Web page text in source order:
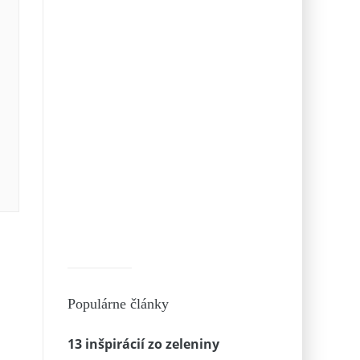
Populárne články
13 inšpirácií zo zeleniny